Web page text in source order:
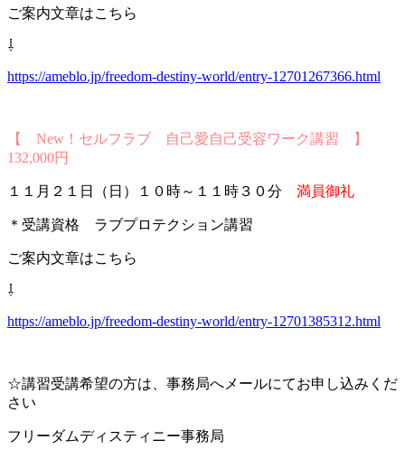
ご案内文章はこちら
⇩
https://ameblo.jp/freedom-destiny-world/entry-12701267366.html
【 New！セルフラブ 自己愛自己受容ワーク講習 】
132,000円
１１月２１日（日）１０時～１１時３０分 満員御礼
＊受講資格 ラブプロテクション講習
ご案内文章はこちら
⇩
https://ameblo.jp/freedom-destiny-world/entry-12701385312.html
☆講習受講希望の方は、事務局へメールにてお申し込みくだ
さい
フリーダムディスティニー事務局